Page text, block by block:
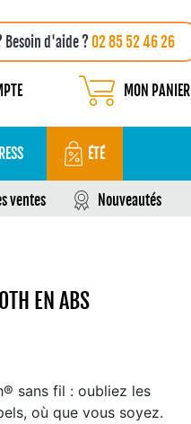
Besoin d'aide ?02 85 52 46 26
MON PANIER
ÉTÉ
ventes Nouveautés
EN ABS
sans fil : oubliez les
où que vous soyez.